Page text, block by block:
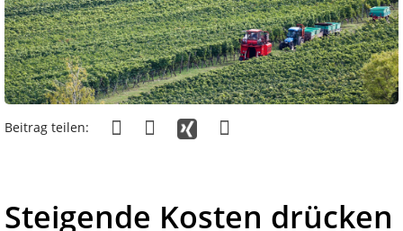
Beitrag teilen:
Steigende Kosten drücken